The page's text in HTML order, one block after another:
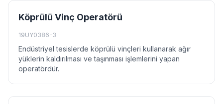
Köprülü Vinç Operatörü
19UY0386-3
Endüstriyel tesislerde köprülü vinçleri kullanarak ağır
yüklerin kaldırılması ve taşınması işlemlerini yapan
operatördür.